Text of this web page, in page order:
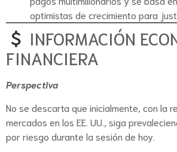
optimistas de crecimiento para
INFORMACIÓN
FINANCIERA
Perspectiva
No se descarta que inicialmente, con la
mercados en los EE. UU., siga
por riesgo durante la sesión de hoy.